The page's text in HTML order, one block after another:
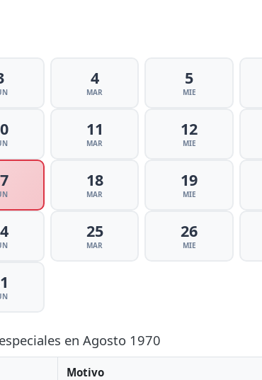
4
MAR
5
MIE
11
MAR
12
MIE
18
MAR
19
MIE
25
MAR
26
MIE
en Agosto 1970
Motivo